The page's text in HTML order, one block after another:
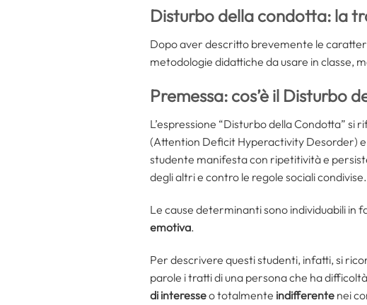
Disturbo della condotta: la
Dopo aver descritto brevemente le
metodologie didattiche da usare in classe,
Premessa: cos’è il Disturbo
L’espressione “Disturbo della Condotta” si
(Attention Deficit Hyperactivity Desorder) e
studente manifesta con ripetitività e
degli altri e contro le regole sociali condivise.
Le cause determinanti sono individuabili in
emotiva.
Per descrivere questi studenti, infatti, si
parole i tratti di una persona che ha
di interesseo totalmente indifferente nei